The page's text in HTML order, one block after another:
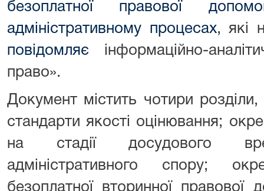
безоплатної правової
адміністративному процесах, які
повідомляє інформаційно-
право».
Документ містить чотири розділи,
стандарти якості оцінювання;
на стадії досудового
адміністративного спору;
безоплатної вторинної правової